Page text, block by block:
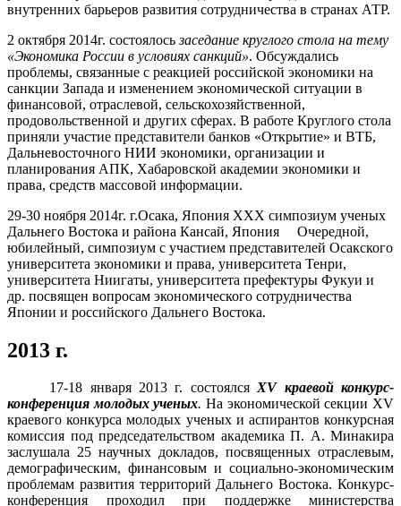
внутренних барьеров развития сотрудничества в странах АТР.
2 октября 2014г. состоялосьзаседание круглого стола на тему
«Экономика России в условиях санкций». Обсуждались
проблемы, связанные с реакцией российской экономики на
санкции Запада и изменением экономической ситуации в
финансовой, отраслевой, сельскохозяйственной,
продовольственной и других сферах. В работе Круглого стола
приняли участие представители банков «Открытие» и ВТБ,
Дальневосточного НИИ экономики, организации и
планирования АПК, Хабаровской академии экономики и
права, средств массовой информации.
29-30 ноября 2014г. г.Осака, Япония XXX симпозиум ученых
Дальнего Востока и района Кансай, Япония Очередной,
юбилейный, симпозиум с участием представителей Осакского
университета экономики и права, университета Тенри,
университета Ниигаты, университета префектуры Фукуи и
др. посвящен вопросам экономического сотрудничества
Японии и российского Дальнего Востока.
2013 г.
17-18 января 2013 г. состоялсяXVкраевой конкурс-
конференция молодых ученых.На экономической секцииXV
краевого конкурса молодых ученых и аспирантов конкурсная
комиссия под председательством академика П. А. Минакира
заслушала 25 научных докладов, посвященных отраслевым,
демографическим, финансовым и социально-экономическим
проблемам развития территорий Дальнего Востока. Конкурс-
конференция проходил при поддержке министерства